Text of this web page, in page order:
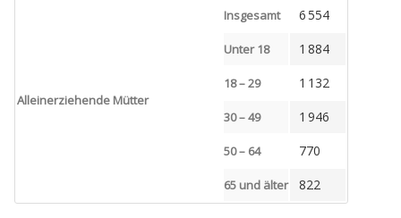
Alleinerziehende Mütter
Insgesamt 6 554
Unter 18 1 884
18 – 29 1 132
30 – 49 1 946
50 – 64 770
65 und älter 822